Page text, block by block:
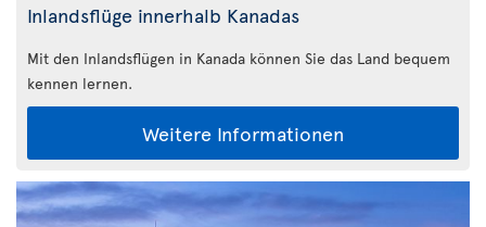
Inlandsflüge innerhalb Kanadas
Mit den Inlandsflügen in Kanada können Sie das Land bequem
kennen lernen.
Weitere Informationen